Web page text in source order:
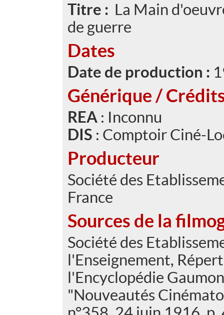
Titre : La Main
de guerre
Dates
Date de production :
Générique /
REA : Inconnu
DIS : Comptoir Ciné-
Producteur
Société des
France
Sources de la
Société des
l'Enseignement,
l'Encyclopédie
"Nouveautés